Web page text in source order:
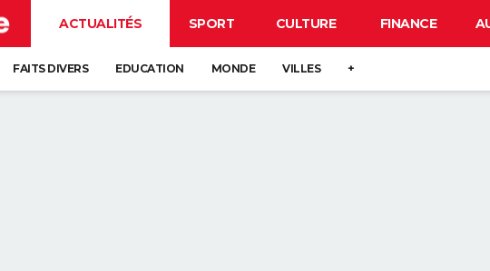
ACTUALITÉS SPORT CULTURE FINANCE
FAITS DIVERS EDUCATION MONDE VILLES +